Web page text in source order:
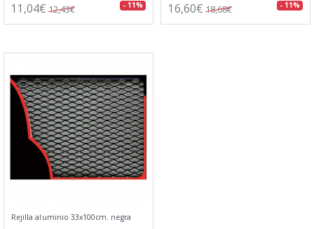
11,04€ 12,43€ - 11% 16,60€ 18,68€ - 11%
Rejilla aluminio 33x100cm. negra